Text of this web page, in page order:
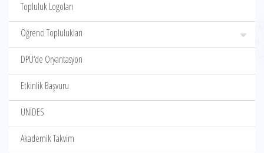
Topluluk Logoları
Öğrenci Toplulukları
DPÜ‘de Oryantasyon
Etkinlik Başvuru
ÜNİDES
Akademik Takvim